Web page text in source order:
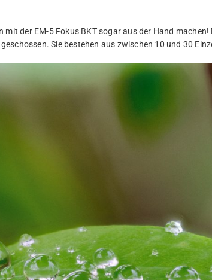
mit der EM-5 Fokus BKT sogar aus der Hand
Sie bestehen aus zwischen 10 und 30